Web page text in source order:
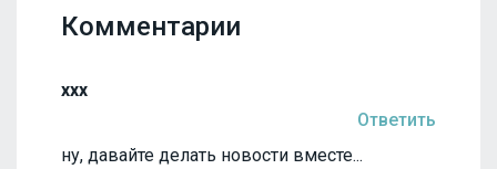
Комментарии
ххх
Ответить
ну, давайте делать новости вместе...